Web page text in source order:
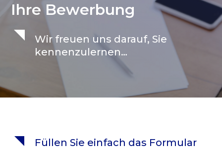
Ihre Bewerbung
Wir freuen uns darauf, Sie
kennenzulernen…
Füllen Sie einfach das Formular